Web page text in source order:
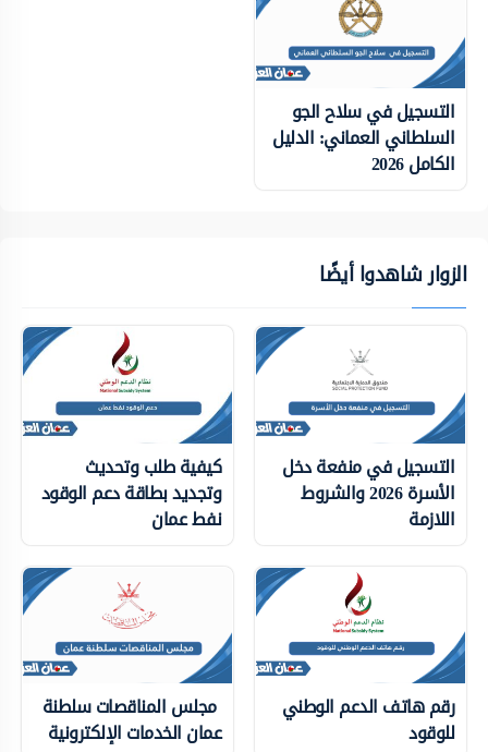
التسجيل في سلاح الجو
السلطاني العماني: الدليل
الكامل 2026
الزوار شاهدوا أيضًا
التسجيل في منفعة دخل
الأسرة 2026 والشروط
اللازمة
كيفية طلب وتحديث
وتجديد بطاقة دعم الوقود
نفط عمان
رقم هاتف الدعم الوطني
للوقود
مجلس المناقصات سلطنة
عمان الخدمات الإلكترونية